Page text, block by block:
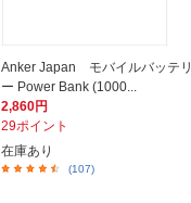
Anker Japan モバイルバッテリ
ー Power Bank (1000...
2,860円
29ポイント
在庫あり
(107)